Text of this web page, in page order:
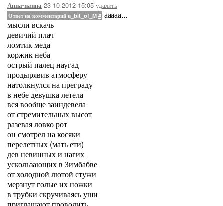
Аппа-паппа 23-10-2012-15:05 удалить
Ответ на комментарий a_bit_of_M # ааааа...
мысли вскачь
девичий плач
ломтик меда
коржик неба
острый палец наугад
продырявив атмосферу
натолкнулся на преграду
в небе девушка летела
вся вообще заиндевела
от стремительных высот
разевая ловко рот
он смотрел на косяки
перелетных (мать ети)
дев невинных и нагих
ускользающих в Зимбабве
от холодной лютой стужи
мерзнут голые их ножки
в трубки скручиваясь уши